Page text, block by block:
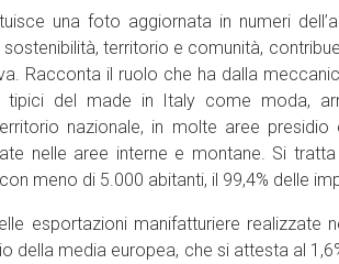
una foto aggiornata in numeri
territorio e comunità,
Racconta il ruolo che ha dalla
del made in Italy come moda,
nazionale, in molte aree
nelle aree interne e montane. Si
meno di 5.000 abitanti, il 99,4% delle
esportazioni manifatturiere realizzate
della media europea, che si attesta al